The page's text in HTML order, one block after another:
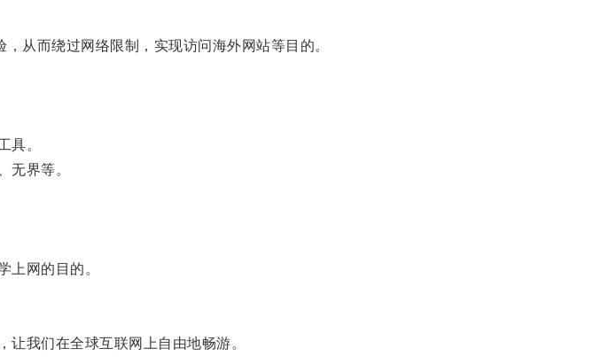
而绕过网络限制，实现访问海外网站等目的。
具。
界等。
网的目的。
我们在全球互联网上自由地畅游。